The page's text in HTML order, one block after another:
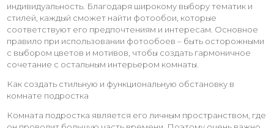
индивидуальность. Благодаря широкому выбору тематик и
стилей, каждый сможет найти фотообои, которые
соответствуют его предпочтениям и интересам. Основное
правило при использовании фотообоев – быть осторожными
с выбором цветов и мотивов, чтобы создать гармоничное
сочетание с остальным интерьером комнаты.
Как создать стильную и функциональную обстановку в
комнате подростка
Комната подростка является его личным пространством, где